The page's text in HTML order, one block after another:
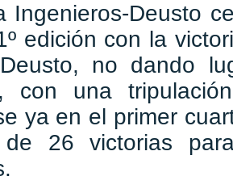
Ingenieros-Deusto
edición con la
no dando
con una
ya en el primer
de 26 victorias